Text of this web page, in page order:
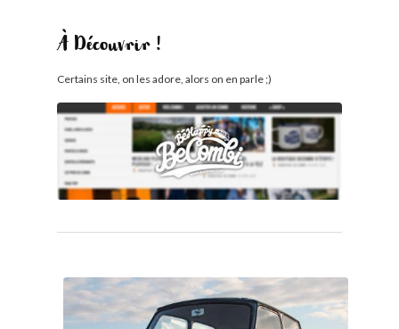
À Découvrir !
Certains site, on les adore, alors on en parle ;)